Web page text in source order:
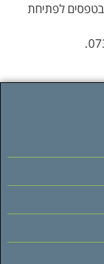
ללא צורך בטפסים לפתיחת